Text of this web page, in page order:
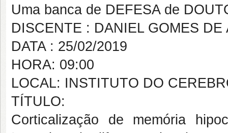
Uma banca de DEFESA de
DISCENTE : DANIEL GOMES DE
DATA : 25/02/2019
HORA: 09:00
LOCAL: INSTITUTO DO
TÍTULO:
Corticalização de memória